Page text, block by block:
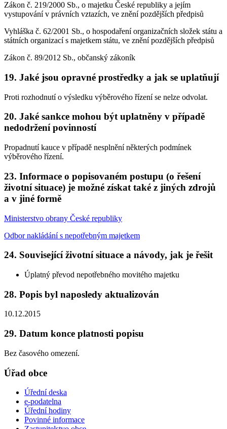
Zákon č. 219/2000 Sb., o majetku České republiky a jejím
vystupování v právních vztazích, ve znění pozdějších předpisů
Vyhláška č. 62/2001 Sb., o hospodaření organizačních složek státu a
státních organizací s majetkem státu, ve znění pozdějších předpisů
Zákon č. 89/2012 Sb., občanský zákoník
19. Jaké jsou opravné prostředky a jak se uplatňují
Proti rozhodnutí o výsledku výběrového řízení se nelze odvolat.
20. Jaké sankce mohou být uplatněny v případě
nedodržení povinností
Propadnutí kauce v případě nesplnění některých podmínek
výběrového řízení.
23. Informace o popisovaném postupu (o řešení
životní situace) je možné získat také z jiných zdrojů
a v jiné formě
Ministerstvo obrany České republiky
Odbor nakládání s nepotřebným majetkem
24. Související životní situace a návody, jak je řešit
Úplatný převod nepotřebného movitého majetku
28. Popis byl naposledy aktualizován
10.12.2015
29. Datum konce platnosti popisu
Bez časového omezení.
Úřad obce
Úřední deska
e-podatelna
Úřední hodiny
Povinné informace